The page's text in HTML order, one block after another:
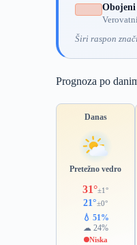
Obojeni
Širi raspon
Prognoza po
Danas
Pretežno vedro
31°±1°
21°±0°
💧 51%
☁ 24%
Niska